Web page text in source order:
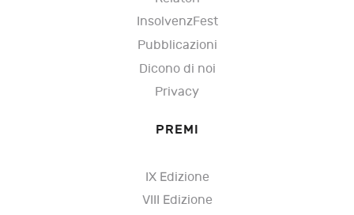
InsolvenzFest
Pubblicazioni
Dicono di noi
Privacy
PREMI
IX Edizione
VIII Edizione